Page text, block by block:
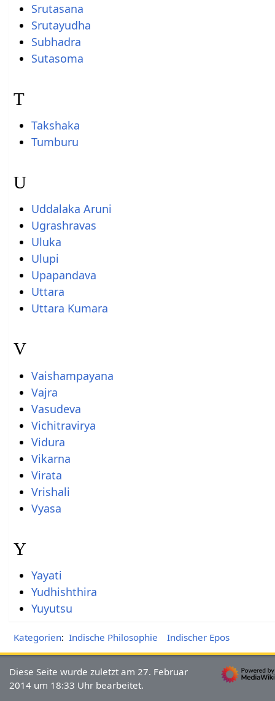
Srutasana
Srutayudha
Subhadra
Sutasoma
T
Takshaka
Tumburu
U
Uddalaka Aruni
Ugrashravas
Uluka
Ulupi
Upapandava
Uttara
Uttara Kumara
V
Vaishampayana
Vajra
Vasudeva
Vichitravirya
Vidura
Vikarna
Virata
Vrishali
Vyasa
Y
Yayati
Yudhishthira
Yuyutsu
Kategorien: Indische Philosophie Indischer Epos
Diese Seite wurde zuletzt am 27. Februar
2014 um 18:33 Uhr bearbeitet.